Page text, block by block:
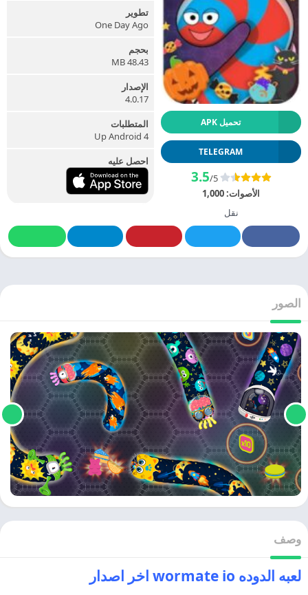
تحميل APK
TELEGRAM
3.5/5
الأصوات:1,000
نقل
تطوير
One Day Ago
بحجم
48.43 MB
الإصدار
4.0.17
المتطلبات
Up Android 4
احصل عليه
الصور
وصف
لعبه الدوده wormate io اخر اصدار